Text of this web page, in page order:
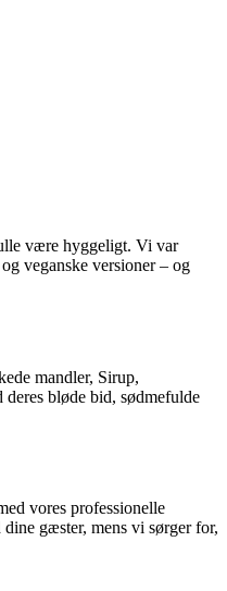
være hyggeligt. Vi var
veganske versioner – og
mandler, Sirup,
bløde bid, sødmefulde
vores professionelle
gæster, mens vi sørger for,